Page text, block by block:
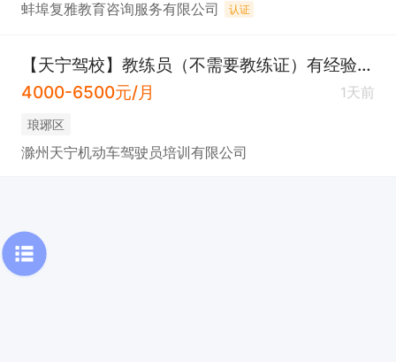
蚌埠复雅教育咨询服务有限公司 认证
【天宁驾校】教练员（不需要教练证）有经验的优先
4000-6500元/月
1天前
琅琊区
滁州天宁机动车驾驶员培训有限公司